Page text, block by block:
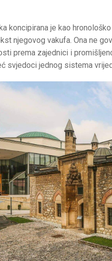
koncipirana je kao
njegovog vakufa. Ona ne
prema zajednici i
svjedoci jednog sistema